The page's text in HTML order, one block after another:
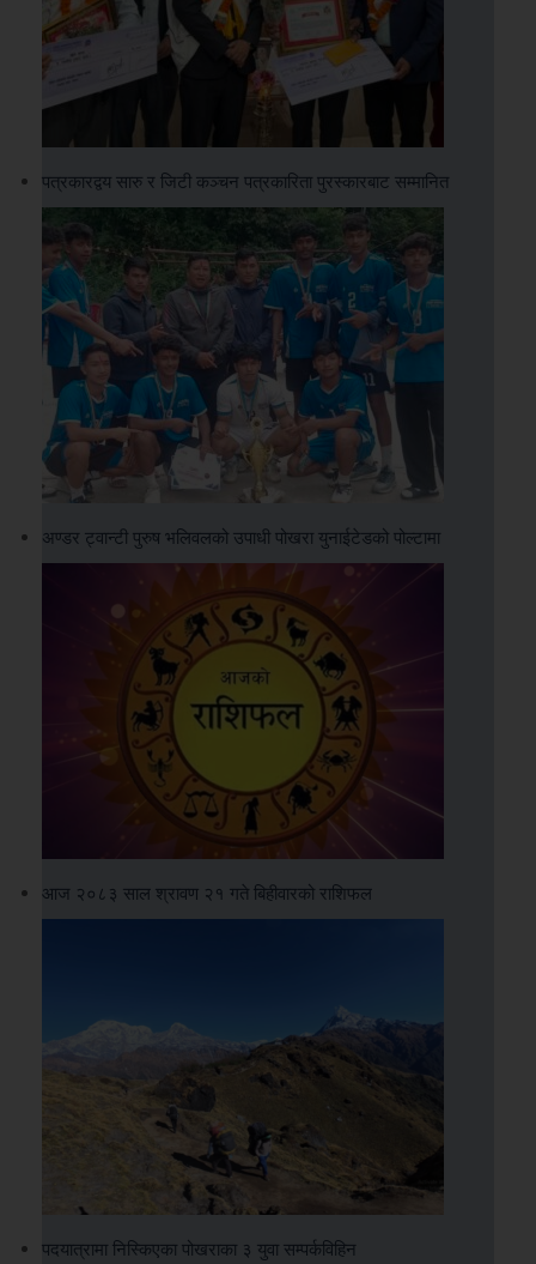
पत्रकारद्वय सारु र जिटी कञ्चन पत्रकारिता पुरस्कारबाट सम्मानित
अण्डर ट्वान्टी पुरुष भलिवलको उपाधी पोखरा युनाईटेडको पोल्टामा
आज २०८३ साल श्रावण २१ गते बिहीवारको राशिफल
पदयात्रामा निस्किएका पोखराका ३ युवा सम्पर्कविहिन